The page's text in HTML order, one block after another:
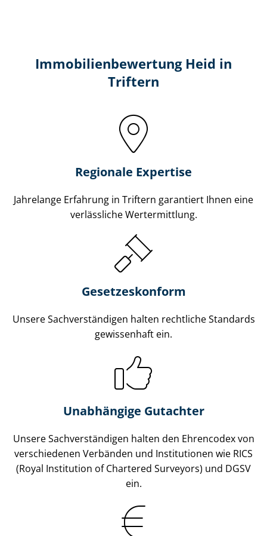
Immobilien­bewertung Heid in
Triftern
Regionale Expertise
Jahrelange Erfahrung in Triftern garantiert Ihnen eine
verlässliche Wertermittlung.
Gesetzes­konform
Unsere Sach­ver­stän­di­gen halten rechtliche Standards
gewissenhaft ein.
Unabhängige Gutachter
Unsere Sach­ver­stän­di­gen halten den Ehrencodex von
verschiedenen Verbänden und Institutionen wie RICS
(Royal Institution of Chartered Surveyors) und DGSV
ein.